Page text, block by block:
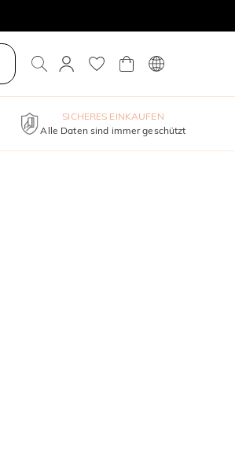
SICHERES EINKAUFEN
Alle Daten sind immer geschützt